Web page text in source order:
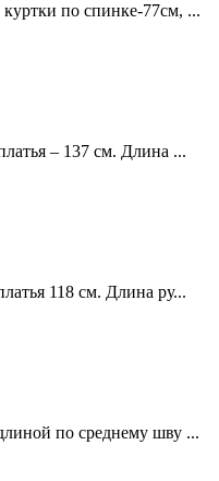
по спинке-77см, ...
– 137 см. Длина ...
118 см. Длина ру...
по среднему шву ...